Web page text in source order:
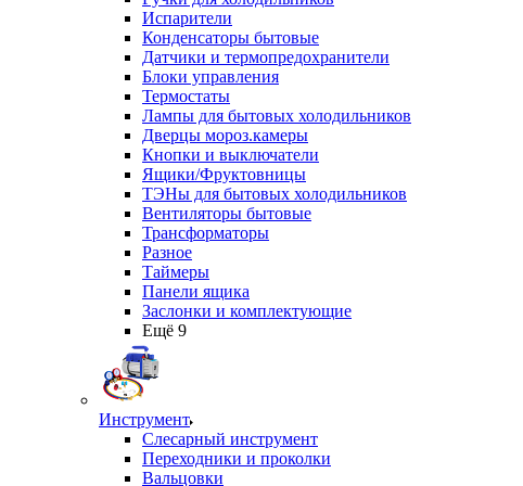
Испарители
Конденсаторы бытовые
Датчики и термопредохранители
Блоки управления
Термостаты
Лампы для бытовых холодильников
Дверцы мороз.камеры
Кнопки и выключатели
Ящики/Фруктовницы
ТЭНы для бытовых холодильников
Вентиляторы бытовые
Трансформаторы
Разное
Таймеры
Панели ящика
Заслонки и комплектующие
Ещё 9
Инструмент
Слесарный инструмент
Переходники и проколки
Вальцовки